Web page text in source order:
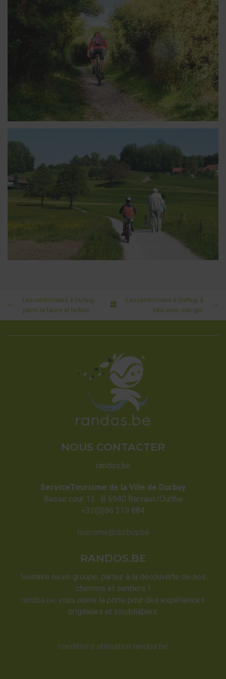
LES RANDONNÉES À DURBUY, À VÉLO AVEC SON GPS
LES RANDONNÉES À DURBUY, À VÉLO, SEUL, EN PLEINE
NATURE
Les randonnées à Durbuy,
parmi la faune et la flore
Les randonnées à Durbuy, à
vélo avec son gps
NOUS CONTACTER
randos.be
ServiceTourisme de la Ville de Durbuy
Basse cour 13 B 6940 Barvaux/Ourthe
+32(0)86 219 884
tourisme@durbuy.be
RANDOS.BE
Solitaire ou en groupe, partez à la découverte de nos
chemins et sentiers !
randos.be vous ouvre la porte pour des expériences
originales et inoubliables.
conditions utilisation randos.be